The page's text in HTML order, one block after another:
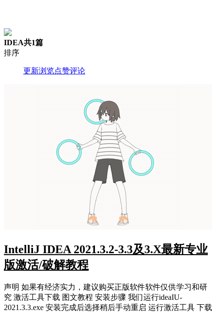
IDEA共1篇
排序
更新浏览点赞评论
IntelliJ IDEA 2021.3.2-3.3及3.X最新专业
版激活/破解教程
声明 如果有经济实力，建议购买正版软件软件仅供学习和研
究 激活工具下载 图文教程 安装步骤 我们运行ideaIU-
2021.3.3.exe 安装完成后选择稍后手动重启 运行激活工具 下载